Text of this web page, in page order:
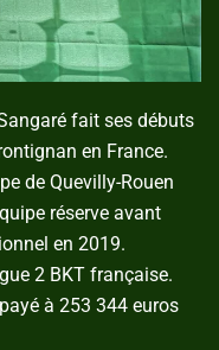
fait ses débuts
en France.
de Quevilly-Rouen
réserve avant
en 2019.
2 BKT française.
à 253 344 euros